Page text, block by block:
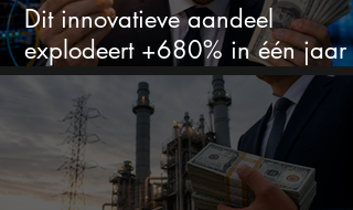
Dit innovatieve aandeel
explodeert +680% in één jaar
en blijft maar stijgen